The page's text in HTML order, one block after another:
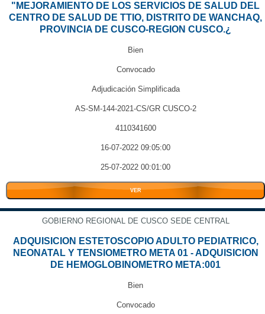
"MEJORAMIENTO DE LOS SERVICIOS DE SALUD DEL
CENTRO DE SALUD DE TTIO, DISTRITO DE WANCHAQ,
PROVINCIA DE CUSCO-REGION CUSCO.¿
Bien
Convocado
Adjudicación Simplificada
AS-SM-144-2021-CS/GR CUSCO-2
4110341600
16-07-2022 09:05:00
25-07-2022 00:01:00
VER
GOBIERNO REGIONAL DE CUSCO SEDE CENTRAL
ADQUISICION ESTETOSCOPIO ADULTO PEDIATRICO,
NEONATAL Y TENSIOMETRO META 01 - ADQUISICION
DE HEMOGLOBINOMETRO META:001
Bien
Convocado